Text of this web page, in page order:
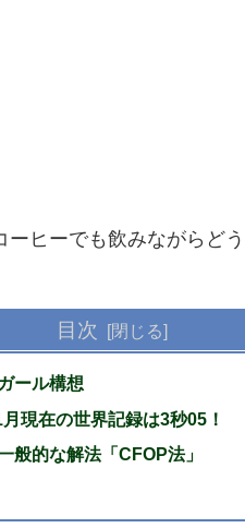
ヒーでも飲みながらどう
目次
ール構想
現在の世界記録は3秒05！
般的な解法「CFOP法」